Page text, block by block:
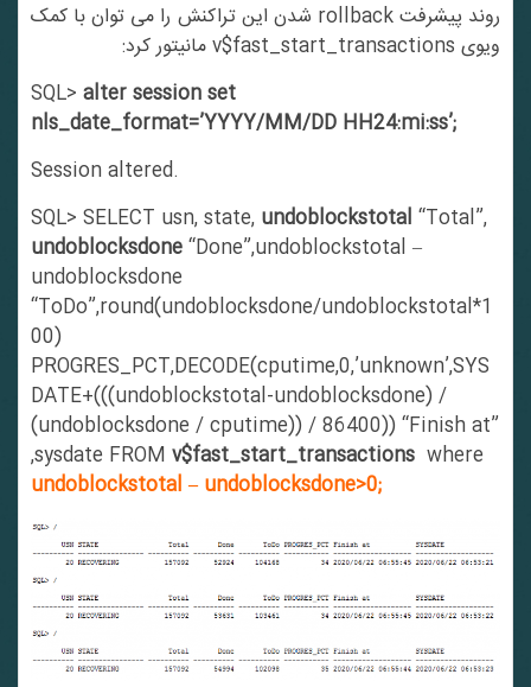
روند پیشرفت rollback شدن این تراکنش را می توان با کمک
ویوی v$fast_start_transactions مانیتور کرد:
SQL>alter session set
nls_date_format=’YYYY/MM/DD HH24:mi:ss’;
Session altered.
SQL> SELECT usn, state,undoblockstotal“Total”,
undoblocksdone“Done”,undoblockstotal –
undoblocksdone
“ToDo”,round(undoblocksdone/undoblockstotal*1
PROGRES_PCT,DECODE(cputime,0,’unknown’,SYS
DATE+(((undoblockstotal-undoblocksdone) /
(undoblocksdone / cputime)) / 86400)) “Finish at”
,sysdate FROMv$fast_start_transactionswhere
undoblockstotal – undoblocksdone>0;